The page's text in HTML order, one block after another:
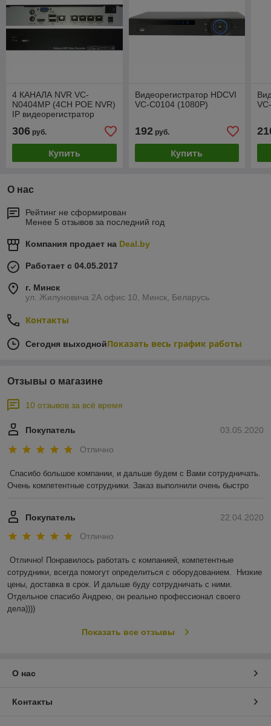
4 КАНАЛА NVR VC-
N0404MP (4CH POE NVR)
IP видеорегистратор
306 руб.
Купить
Видеорегистратор HDCVI
VC-C0104 (1080P)
192руб.
Купить
О нас
Рейтинг не сформирован
Менее 5 отзывов за последний год
Компания продает на Deal.by
Работает с 04.05.2017
г. Минск
ул. Жилуновича 2А офис 10, Минск, Беларусь
Контакты
Сегодня выходнойПоказать весь график работы
Отзывы о магазине
10 отзывов за всё время
03.05.2020
Покупатель
Отлично
Спасибо большое компании, и дальше будем с Вами сотрудничать.
Очень компетентные сотрудники. Заказ выполнили очень быстро
22.04.2020
Покупатель
Отлично
Отлично! Понравилось работать с компанией, компетентные
сотрудники, всегда помогут определиться с оборудованием.  Низкие
цены, доставка в срок. И дальше буду сотрудничать с ними.
Отдельное спасибо Андрею, он реально профессионал своего
дела))))
Показать все отзывы
О нас
Контакты